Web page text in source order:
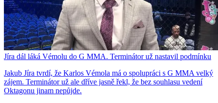
Jíra dál láká Vémolu do G MMA. Terminátor už nastavil podmínku
Jakub Jíra tvrdí, že Karlos Vémola má o spolupráci s G MMA velký
zájem. Terminátor už ale dříve jasně řekl, že bez souhlasu vedení
Oktagonu jinam nepůjde.